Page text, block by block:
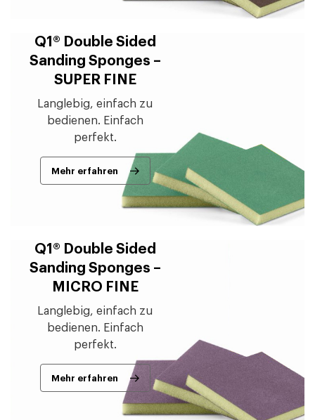
Q1® Double Sided
Sanding Sponges –
SUPER FINE
Langlebig, einfach zu
bedienen. Einfach
perfekt.
Mehr erfahren
Q1® Double Sided
Sanding Sponges –
MICRO FINE
Langlebig, einfach zu
bedienen. Einfach
perfekt.
Mehr erfahren